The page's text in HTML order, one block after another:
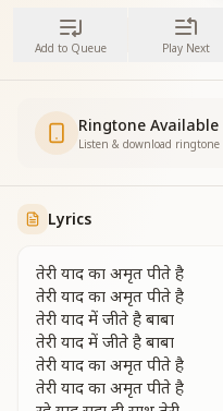
Add to Queue Play Next
Ringtone Available
Listen & download ringtone
Lyrics
तेरी याद का अमृत पीते है
तेरी याद का अमृत पीते है
तेरी याद में जीते है बाबा
तेरी याद में जीते है बाबा
तेरी याद का अमृत पीते है
तेरी याद का अमृत पीते है